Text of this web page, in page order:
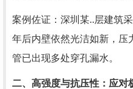
案例佐证：深圳某..层建筑
年后内壁依然光洁如新，压
管已出现多处穿孔漏水。
二、高强度与抗压性：应对